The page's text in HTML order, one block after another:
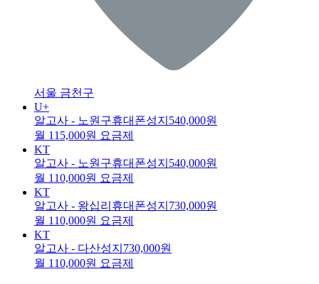
서울 금천구
U+
알고사 - 노원구휴대폰성지 540,000원
월 115,000원 요금제
KT
알고사 - 노원구휴대폰성지 540,000원
월 110,000원 요금제
KT
알고사 - 왕십리휴대폰성지 730,000원
월 110,000원 요금제
KT
알고사 - 다산성지 730,000원
월 110,000원 요금제